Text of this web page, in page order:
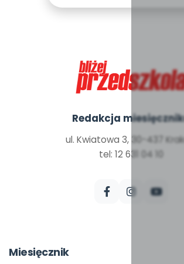
Redakcja
ul. Kwiatowa 3, 30-437
tel: 12 631 04 10
Miesięcznik